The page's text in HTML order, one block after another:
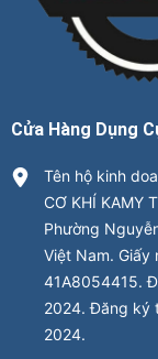
Cửa Hàng Dụng
Tên hộ kinh
CƠ KHÍ KAMY
Phường
Việt Nam. Giấy
41A8054415.
2024. Đăng ký
2024.